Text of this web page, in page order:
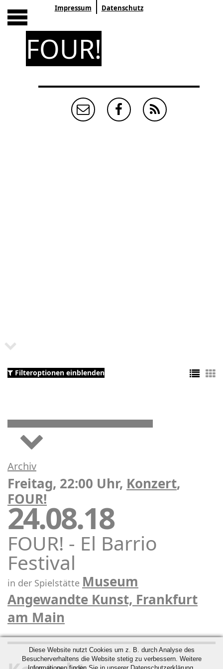
Impressum Datenschutz
FOUR!
Filteroptionen einblenden
Archiv
Freitag, 22:00 Uhr, Konzert,
FOUR!
24.08.18
FOUR! - El Barrio
Festival
in der Spielstätte Museum
Angewandte Kunst, Frankfurt
am Main
Diese Website nutzt Cookies um z. B. durch Analyse des
Besucherverhaltens die Website stetig zu verbessern. Weitere